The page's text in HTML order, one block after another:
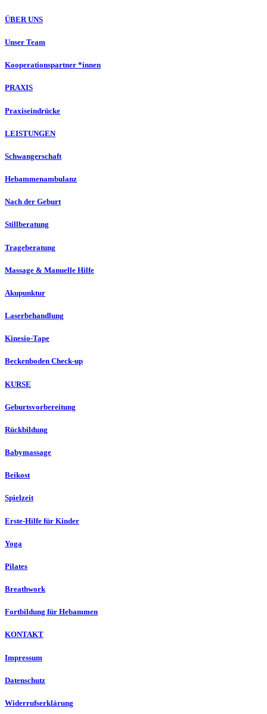
ÜBER UNS
Unser Team
Kooperationspartner *innen
PRAXIS
Praxiseindrücke
LEISTUNGEN
Schwangerschaft
Hebammenambulanz
Nach der Geburt
Stillberatung
Trageberatung
Massage & Manuelle Hilfe
Akupunktur
Laserbehandlung
Kinesio-Tape
Beckenboden Check-up
KURSE
Geburtsvorbereitung
Rückbildung
Babymassage
Beikost
Spielzeit
Erste-Hilfe für Kinder
Yoga
Pilates
Breathwork
Fortbildung für Hebammen
KONTAKT
Impressum
Datenschutz
Widerrufserklärung